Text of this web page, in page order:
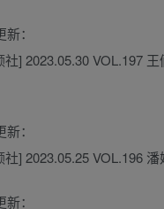
：
社] 2023.05.30 VOL.197
：
社] 2023.05.25 VOL.196
：